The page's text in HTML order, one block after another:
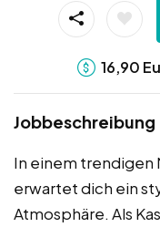
16,90
Jobbeschreibung
In einem trendigen
erwartet dich ein
Atmosphäre. Als